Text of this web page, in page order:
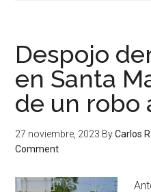
Despojo
en Santa
de un robo
27 noviembre, 2023 ByCarlos
Comment